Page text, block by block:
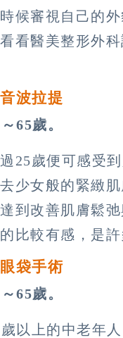
候審視自己的
看醫美整形外
波拉提
65歲。
25歲便可感受
少女般的緊緻
到改善肌膚鬆
比較有感，是
袋手術
65歲。
以上的中老年